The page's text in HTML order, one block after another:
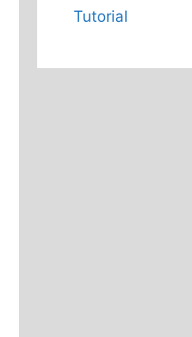
Tutorial